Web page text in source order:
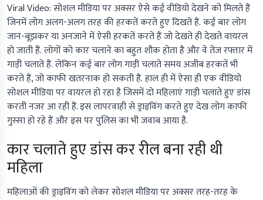
Viral Video:सोशल मीडिया पर अक्सर ऐसे कई वीडियो देखने को मिलते हैं
जिनमें लोग अलग-अलग तरह की हरकतें करते हुए दिखते हैं. कई बार लोग
जान-बूझकर या अनजाने में ऐसी हरकतें करते हैं जो देखते ही देखते वायरल
हो जाती हैं. लोगों को कार चलाने का बहुत शौक होता है और वे तेज रफ्तार में
गाड़ी चलाते हैं. लेकिन कई बार लोग गाड़ी चलाते समय अजीब हरकतें भी
करते हैं, जो काफी खतरनाक हो सकती हैं. हाल ही में ऐसा ही एक वीडियो
सोशल मीडिया पर वायरल हो रहा है जिसमें दो महिलाएं गाड़ी चलाते हुए डांस
करती नजर आ रही हैं. इस लापरवाही से ड्राइविंग करते हुए देख लोग काफी
गुस्सा हो रहे हैं और इस पर पुलिस का भी जवाब आया है.
कार चलाते हुए डांस कर रील बना रही थी
महिला
महिलाओं की ड्राइविंग को लेकर सोशल मीडिया पर अक्सर तरह-तरह के